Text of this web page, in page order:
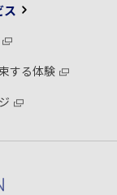
ス
する体験